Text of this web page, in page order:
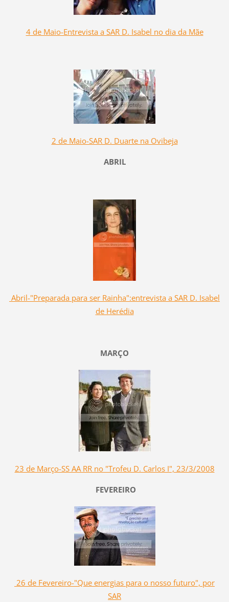
4 de Maio-Entrevista a SAR D. Isabel no dia da Mãe
2 de Maio-SAR D. Duarte na Ovibeja
ABRIL
Abril-"Preparada para ser Rainha":entrevista a SAR D. Isabel
de Herédia
MARÇO
23 de Março-SS AA RR no "Trofeu D. Carlos I", 23/3/2008
FEVEREIRO
26 de Fevereiro-"Que energias para o nosso futuro", por
SAR